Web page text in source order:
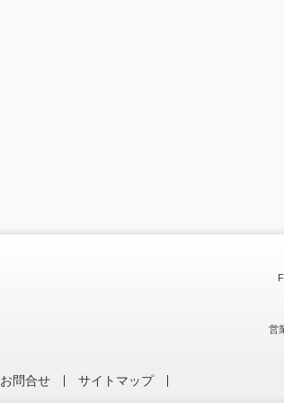
営
お問合せ サイトマップ